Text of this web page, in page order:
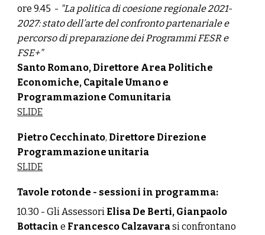
ore 9.45 - "La politica di coesione regionale 2021-
2027:stato dell’arte del confronto partenariale e
percorso di preparazione dei Programmi FESR e
FSE+"
Santo Romano, Direttore Area Politiche
Economiche, Capitale Umano e
Programmazione Comunitaria
SLIDE
Pietro Cecchinato, Direttore Direzione
Programmazione unitaria
SLIDE
Tavole rotonde - sessioni in programma:
10.30 -Gli Assessori Elisa De Berti, Gianpaolo
Bottacin e Francesco Calzavarasi confrontano